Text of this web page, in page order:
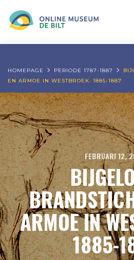
HOMEPAGE PERIODE 1787-1887
EN ARMOE IN WESTBROEK: 1885-1887
FEBRUARI 12,
ARMOE IN
1885-